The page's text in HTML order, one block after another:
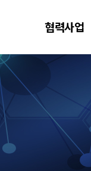
협력사업